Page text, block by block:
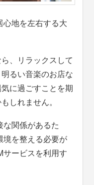
心地を左右する大
、リラックスして
るい音楽のお店な
に過ごすことを期
しれません。
な関係があるた
境を整える必要が
サービスを利用す